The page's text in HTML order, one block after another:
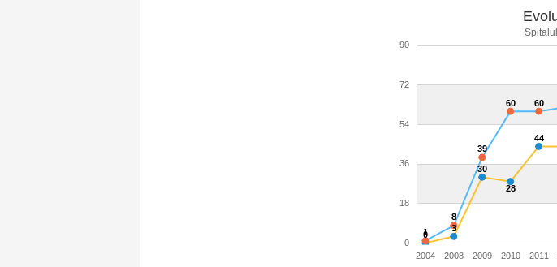
0
18
36
54
72
90
2004 2008 2009 2010 2011
0
3
30
28
44
1
8
39
60 60